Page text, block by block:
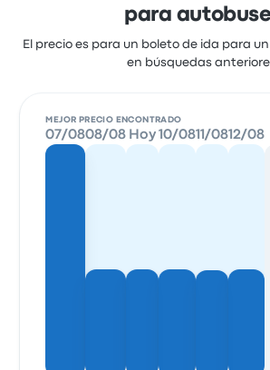
para
El precio es para un boleto de ida para
en búsquedas
MEJOR PRECIO ENCONTRADO
07/0808/08 Hoy 10/0811/0812/08